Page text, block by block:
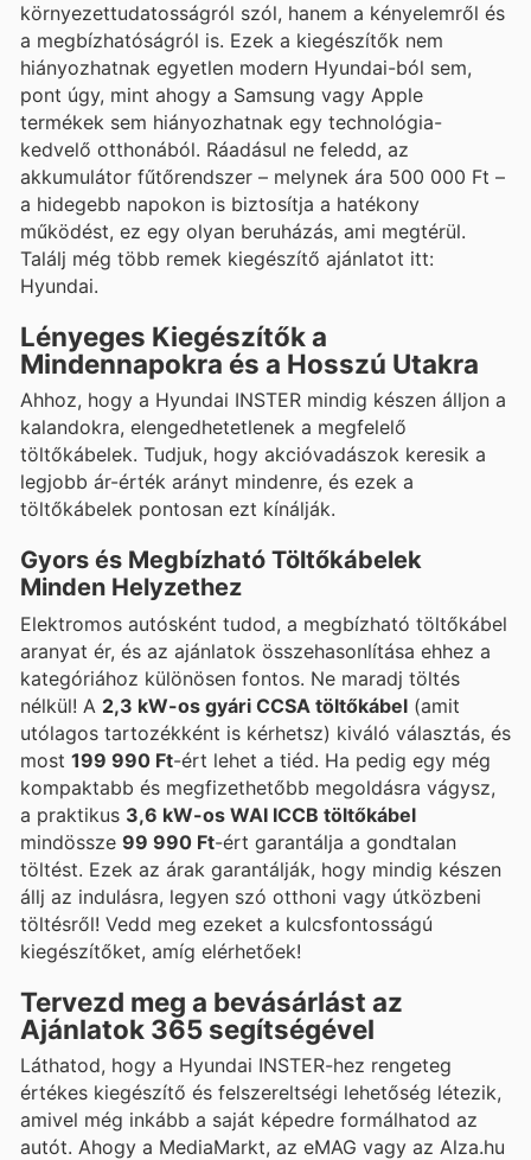
környezettudatosságról szól, hanem a kényelemről és
a megbízhatóságról is. Ezek a kiegészítők nem
hiányozhatnak egyetlen modern Hyundai-ból sem,
pont úgy, mint ahogy a Samsung vagy Apple
termékek sem hiányozhatnak egy technológia-
kedvelő otthonából. Ráadásul ne feledd, az
akkumulátor fűtőrendszer – melynek ára 500 000 Ft –
a hidegebb napokon is biztosítja a hatékony
működést, ez egy olyan beruházás, ami megtérül.
Találj még több remek kiegészítő ajánlatot itt:
Hyundai.
Lényeges Kiegészítők a
Mindennapokra és a Hosszú Utakra
Ahhoz, hogy a Hyundai INSTER mindig készen álljon a
kalandokra, elengedhetetlenek a megfelelő
töltőkábelek. Tudjuk, hogy akcióvadászok keresik a
legjobb ár-érték arányt mindenre, és ezek a
töltőkábelek pontosan ezt kínálják.
Gyors és Megbízható Töltőkábelek
Minden Helyzethez
Elektromos autósként tudod, a megbízható töltőkábel
aranyat ér, és az ajánlatok összehasonlítása ehhez a
kategóriához különösen fontos. Ne maradj töltés
nélkül! A 2,3 kW-os gyári CCSA töltőkábel (amit
utólagos tartozékként is kérhetsz) kiváló választás, és
most 199 990 Ft-ért lehet a tiéd. Ha pedig egy még
kompaktabb és megfizethetőbb megoldásra vágysz,
a praktikus 3,6 kW-os WAI ICCB töltőkábel
mindössze 99 990 Ft-ért garantálja a gondtalan
töltést. Ezek az árak garantálják, hogy mindig készen
állj az indulásra, legyen szó otthoni vagy útközbeni
töltésről! Vedd meg ezeket a kulcsfontosságú
kiegészítőket, amíg elérhetőek!
Tervezd meg a bevásárlást az
Ajánlatok 365 segítségével
Láthatod, hogy a Hyundai INSTER-hez rengeteg
értékes kiegészítő és felszereltségi lehetőség létezik,
amivel még inkább a saját képedre formálhatod az
autót. Ahogy a MediaMarkt, az eMAG vagy az Alza.hu